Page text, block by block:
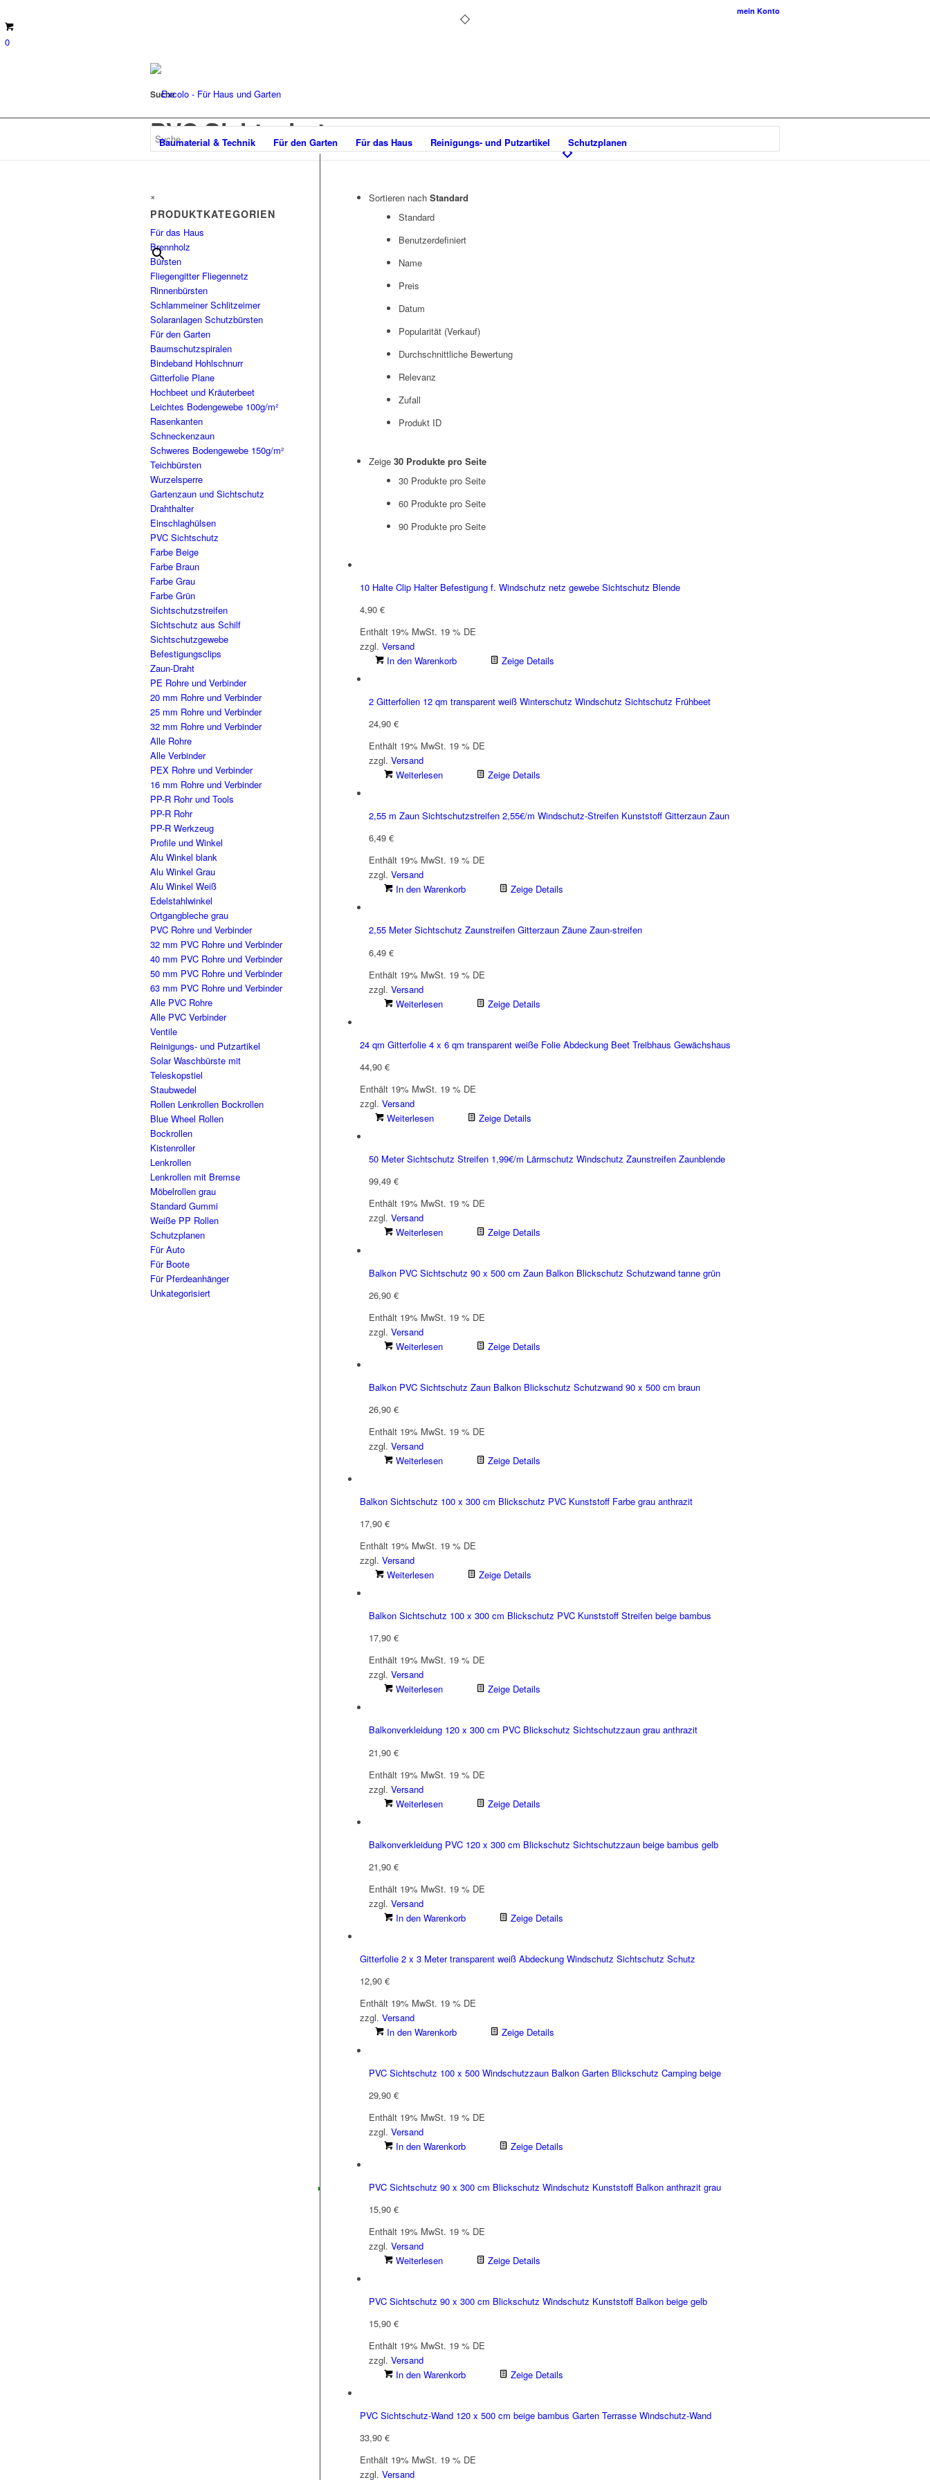
mein Konto
0
Suche
×
Baumaterial & Technik Für den Garten Für das Haus Reinigungs- und Putzartikel Schutzplanen
PVC Sichtschutz
Sortieren nach Standard
Standard
Benutzerdefiniert
Name
Preis
Datum
Popularität (Verkauf)
Durchschnittliche Bewertung
Relevanz
Zufall
Produkt ID
Zeige 30 Produkte pro Seite
30 Produkte pro Seite
60 Produkte pro Seite
90 Produkte pro Seite
10 Halte Clip Halter Befestigung f. Windschutz netz gewebe Sichtschutz Blende
4,90 €
Enthält 19% MwSt. 19 % DE
zzgl. Versand
In den Warenkorb
Zeige Details
2 Gitterfolien 12 qm transparent weiß Winterschutz Windschutz Sichtschutz Frühbeet
24,90 €
Enthält 19% MwSt. 19 % DE
zzgl. Versand
Weiterlesen
Zeige Details
2,55 m Zaun Sichtschutzstreifen 2,55€/m Windschutz-Streifen Kunststoff Gitterzaun Zaun
6,49 €
Enthält 19% MwSt. 19 % DE
zzgl. Versand
In den Warenkorb
Zeige Details
2,55 Meter Sichtschutz Zaunstreifen Gitterzaun Zäune Zaun-streifen
6,49 €
Enthält 19% MwSt. 19 % DE
zzgl. Versand
Weiterlesen
Zeige Details
24 qm Gitterfolie 4 x 6 qm transparent weiße Folie Abdeckung Beet Treibhaus Gewächshaus
44,90 €
Enthält 19% MwSt. 19 % DE
zzgl. Versand
Weiterlesen
Zeige Details
50 Meter Sichtschutz Streifen 1,99€/m Lärmschutz Windschutz Zaunstreifen Zaunblende
99,49 €
Enthält 19% MwSt. 19 % DE
zzgl. Versand
Weiterlesen
Zeige Details
Balkon PVC Sichtschutz 90 x 500 cm Zaun Balkon Blickschutz Schutzwand tanne grün
26,90 €
Enthält 19% MwSt. 19 % DE
zzgl. Versand
Weiterlesen
Zeige Details
Balkon PVC Sichtschutz Zaun Balkon Blickschutz Schutzwand 90 x 500 cm braun
26,90 €
Enthält 19% MwSt. 19 % DE
zzgl. Versand
Weiterlesen
Zeige Details
Balkon Sichtschutz 100 x 300 cm Blickschutz PVC Kunststoff Farbe grau anthrazit
17,90 €
Enthält 19% MwSt. 19 % DE
zzgl. Versand
Weiterlesen
Zeige Details
Balkon Sichtschutz 100 x 300 cm Blickschutz PVC Kunststoff Streifen beige bambus
17,90 €
Enthält 19% MwSt. 19 % DE
zzgl. Versand
Weiterlesen
Zeige Details
Balkonverkleidung 120 x 300 cm PVC Blickschutz Sichtschutzzaun grau anthrazit
21,90 €
Enthält 19% MwSt. 19 % DE
zzgl. Versand
Weiterlesen
Zeige Details
Balkonverkleidung PVC 120 x 300 cm Blickschutz Sichtschutzzaun beige bambus gelb
21,90 €
Enthält 19% MwSt. 19 % DE
zzgl. Versand
In den Warenkorb
Zeige Details
Gitterfolie 2 x 3 Meter transparent weiß Abdeckung Windschutz Sichtschutz Schutz
12,90 €
Enthält 19% MwSt. 19 % DE
zzgl. Versand
In den Warenkorb
Zeige Details
PVC Sichtschutz 100 x 500 Windschutzzaun Balkon Garten Blickschutz Camping beige
29,90 €
Enthält 19% MwSt. 19 % DE
zzgl. Versand
In den Warenkorb
Zeige Details
PVC Sichtschutz 90 x 300 cm Blickschutz Windschutz Kunststoff Balkon anthrazit grau
15,90 €
Enthält 19% MwSt. 19 % DE
zzgl. Versand
Weiterlesen
Zeige Details
PVC Sichtschutz 90 x 300 cm Blickschutz Windschutz Kunststoff Balkon beige gelb
15,90 €
Enthält 19% MwSt. 19 % DE
zzgl. Versand
In den Warenkorb
Zeige Details
PVC Sichtschutz-Wand 120 x 500 cm beige bambus Garten Terrasse Windschutz-Wand
33,90 €
Enthält 19% MwSt. 19 % DE
zzgl. Versand
PRODUKTKATEGORIEN
Für das Haus
Brennholz
Bürsten
Fliegengitter Fliegennetz
Rinnenbürsten
Schlammeiner Schlitzeimer
Solaranlagen Schutzbürsten
Für den Garten
Baumschutzspiralen
Bindeband Hohlschnurr
Gitterfolie Plane
Hochbeet und Kräuterbeet
Leichtes Bodengewebe 100g/m²
Rasenkanten
Schneckenzaun
Schweres Bodengewebe 150g/m²
Teichbürsten
Wurzelsperre
Gartenzaun und Sichtschutz
Drahthalter
Einschlaghülsen
PVC Sichtschutz
Farbe Beige
Farbe Braun
Farbe Grau
Farbe Grün
Sichtschutzstreifen
Sichtschutz aus Schilf
Sichtschutzgewebe
Befestigungsclips
Zaun-Draht
PE Rohre und Verbinder
20 mm Rohre und Verbinder
25 mm Rohre und Verbinder
32 mm Rohre und Verbinder
Alle Rohre
Alle Verbinder
PEX Rohre und Verbinder
16 mm Rohre und Verbinder
PP-R Rohr und Tools
PP-R Rohr
PP-R Werkzeug
Profile und Winkel
Alu Winkel blank
Alu Winkel Grau
Alu Winkel Weiß
Edelstahlwinkel
Ortgangbleche grau
PVC Rohre und Verbinder
32 mm PVC Rohre und Verbinder
40 mm PVC Rohre und Verbinder
50 mm PVC Rohre und Verbinder
63 mm PVC Rohre und Verbinder
Alle PVC Rohre
Alle PVC Verbinder
Ventile
Reinigungs- und Putzartikel
Solar Waschbürste mit
Teleskopstiel
Staubwedel
Rollen Lenkrollen Bockrollen
Blue Wheel Rollen
Bockrollen
Kistenroller
Lenkrollen
Lenkrollen mit Bremse
Möbelrollen grau
Standard Gummi
Weiße PP Rollen
Schutzplanen
Für Auto
Für Boote
Für Pferdeanhänger
Unkategorisiert